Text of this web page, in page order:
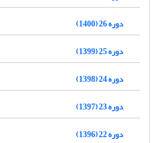
دوره 26 (1400)
دوره 25 (1399)
دوره 24 (1398)
دوره 23 (1397)
دوره 22 (1396)